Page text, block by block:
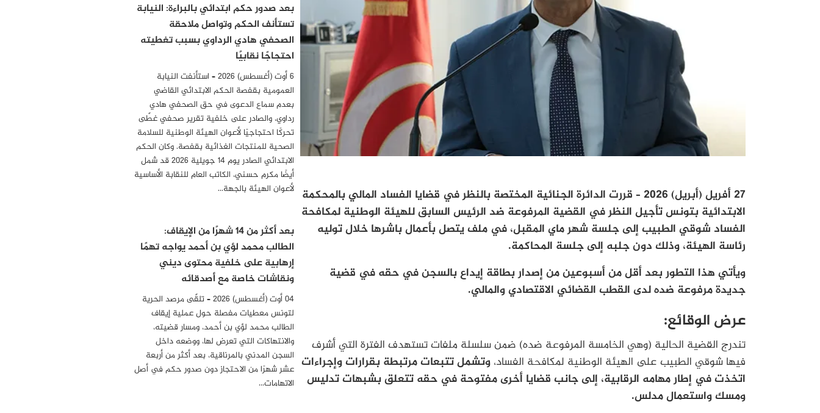
27 أفريل (أبريل) 2026 – قررت الدائرة الجنائية المختصة بالنظر في قضايا الفساد المالي بالمحكمة
الابتدائية بتونس تأجيل النظر في القضية المرفوعة ضد الرئيس السابق للهيئة الوطنية لمكافحة
الفساد شوقي الطبيب إلى جلسة شهر ماي المقبل، في ملف يتصل بأعمال باشرها خلال توليه
رئاسة الهيئة، وذلك دون جلبه إلى جلسة المحاكمة.
ويأتي هذا التطور بعد أقل من أسبوعين من إصدار بطاقة إيداع بالسجن في حقه في قضية
جديدة مرفوعة ضده لدى القطب القضائي الاقتصادي والمالي.
عرض الوقائع:
تندرج القضية الحالية (وهي الخامسة المرفوعة ضده) ضمن سلسلة ملفات تستهدف الفترة التي أشرف
فيها شوقي الطبيب على الهيئة الوطنية لمكافحة الفساد، وتشمل تتبعات مرتبطة بقرارات وإجراءات
اتخذت في إطار مهامه الرقابية، إلى جانب قضايا أخرى مفتوحة في حقه تتعلق بشبهات تدليس
ومسك واستعمال مدلس.
بعد صدور حكم ابتدائي بالبراءة: النيابة
تستأنف الحكم وتواصل ملاحقة
الصحفي هادي الرداوي بسبب تغطيته
احتجاجًا نقابيًا
6 أوت (أغسطس) 2026 – استأنفت النيابة
العمومية بقفصة الحكم الابتدائي القاضي
بعدم سماع الدعوى في حق الصحفي هادي
رداوي، والصادر على خلفية تقرير صحفي غطّى
تحركًا احتجاجيًا لأعوان الهيئة الوطنية للسلامة
الصحية للمنتجات الغذائية بقفصة. وكان الحكم
الابتدائي الصادر يوم 14 جويلية 2026 قد شمل
أيضًا مكرم حسني، الكاتب العام للنقابة الأساسية
لأعوان الهيئة بالجهة…
بعد أكثر من 14 شهرًا من الإيقاف:
الطالب محمد لؤي بن أحمد يواجه تهمًا
إرهابية على خلفية محتوى ديني
ونقاشات خاصة مع أصدقائه
04 أوت (أغسطس) 2026 – تلقّى مرصد الحرية
لتونس معطيات مفصلة حول عملية إيقاف
الطالب محمد لؤي بن أحمد، ومسار قضيته،
والانتهاكات التي تعرض لها، ووضعه داخل
السجن المدني بالمرناقية، بعد أكثر من أربعة
عشر شهرًا من الاحتجاز دون صدور حكم في أصل
الاتهامات…